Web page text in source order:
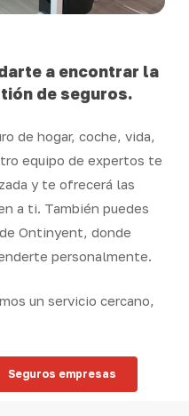
a encontrar la
de seguros.
de hogar, coche, vida,
equipo de expertos te
y te ofrecerá las
a ti. También puedes
Ontinyent, donde
personalmente.
un servicio cercano,
Seguros empresas